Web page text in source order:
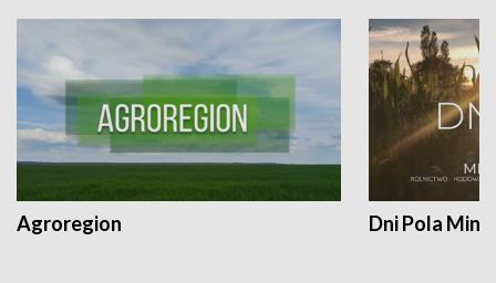
Agroregion Dni Pola